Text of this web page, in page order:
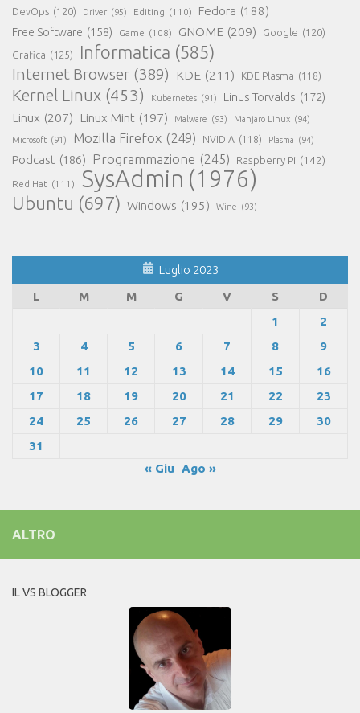
DevOps (120) Driver (95) Editing (110) Fedora (188)
Free Software (158) Game (108) GNOME (209) Google (120)
Grafica (125) Informatica (585)
Internet Browser (389) KDE (211) KDE Plasma (118)
Kernel Linux (453) Kubernetes (91) Linus Torvalds (172)
Linux (207) Linux Mint (197) Malware (93) Manjaro Linux (94)
Microsoft (91) Mozilla Firefox (249) NVIDIA (118) Plasma (94)
Podcast (186) Programmazione (245) Raspberry Pi (142)
Red Hat (111) SysAdmin (1976)
Ubuntu (697) Windows (195) Wine (93)
Luglio 2023
L
M M G V S
D
1
2
3
4 5 6 7 8
9
10
11 12 13 14 15
16
17
18 19 20 21 22
23
24
25 26 27 28 29
30
31
« Giu Ago »
ALTRO
IL VS BLOGGER